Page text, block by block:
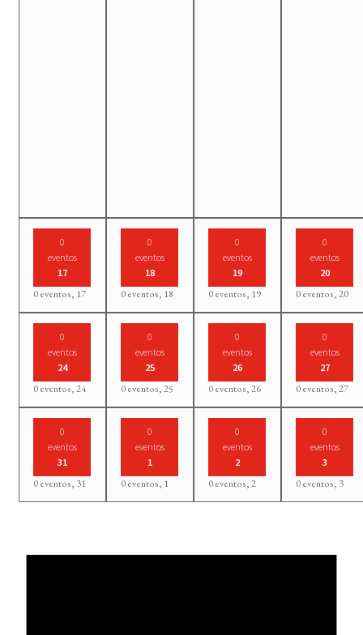
0
eventos
17
0 eventos, 17
0
eventos
18
0 eventos, 18
0
eventos
19
0 eventos, 19
0
eventos
20
0 eventos,20
0
eventos
24
0 eventos,24
0
eventos
25
0 eventos,25
0
eventos
26
0 eventos,26
0
eventos
27
0 eventos,27
0
eventos
31
0 eventos, 31
0
eventos
1
0 eventos, 1
0
eventos
2
0 eventos,2
0
eventos
3
0 eventos, 3